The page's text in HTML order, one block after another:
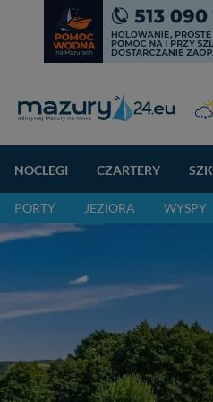
NOCLEGI CZARTERY
PORTY JEZIORA WYSPY